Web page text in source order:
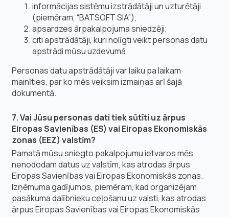
informācijas sistēmu izstrādātāji un uzturētāji
(piemēram, “BATSOFT SIA”);
apsardzes ārpakalpojuma sniedzēji;
citi apstrādātāji, kuri nolīgti veikt personas datu
apstrādi mūsu uzdevumā.
Personas datu apstrādātāji var laiku pa laikam
mainīties, par ko mēs veiksim izmaiņas arī šajā
dokumentā.
7. Vai Jūsu personas dati tiek sūtīti uz ārpus
Eiropas Savienības (ES) vai Eiropas Ekonomiskās
zonas (EEZ) valstīm?
Pamatā mūsu sniegto pakalpojumu ietvaros mēs
nenododam datus uz valstīm, kas atrodas ārpus
Eiropas Savienības vai Eiropas Ekonomiskās zonas.
Izņēmuma gadījumos, piemēram, kad organizējam
pasākuma dalībnieku ceļošanu uz valsti, kas atrodas
ārpus Eiropas Savienības vai Eiropas Ekonomiskās